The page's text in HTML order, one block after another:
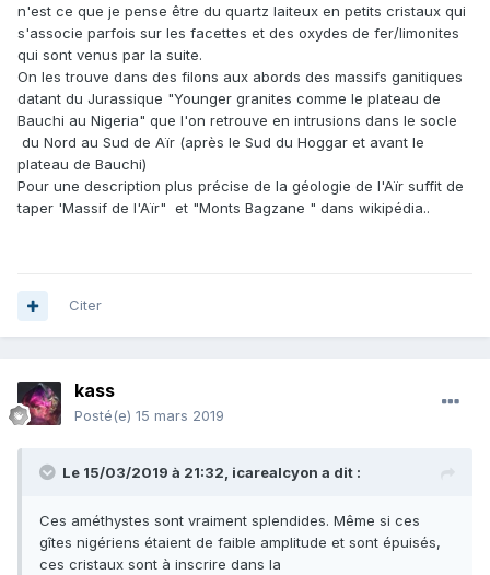
n'est ce que je pense être du quartz laiteux en petits cristaux qui
s'associe parfois sur les facettes et des oxydes de fer/limonites
qui sont venus par la suite.
On les trouve dans des filons aux abords des massifs ganitiques
datant du Jurassique "Younger granites comme le plateau de
Bauchi au Nigeria" que l'on retrouve en intrusions dans le socle
du Nord au Sud de Aïr (après le Sud du Hoggar et avant le
plateau de Bauchi)
Pour une description plus précise de la géologie de l'Aïr suffit de
taper 'Massif de l'Aïr" et "Monts Bagzane " dans wikipédia..
Citer
kass
Posté(e) 15 mars 2019
Le 15/03/2019 à 21:32, icarealcyon a dit :
Ces améthystes sont vraiment splendides. Même si ces
gîtes nigériens étaient de faible amplitude et sont épuisés,
ces cristaux sont à inscrire dans la